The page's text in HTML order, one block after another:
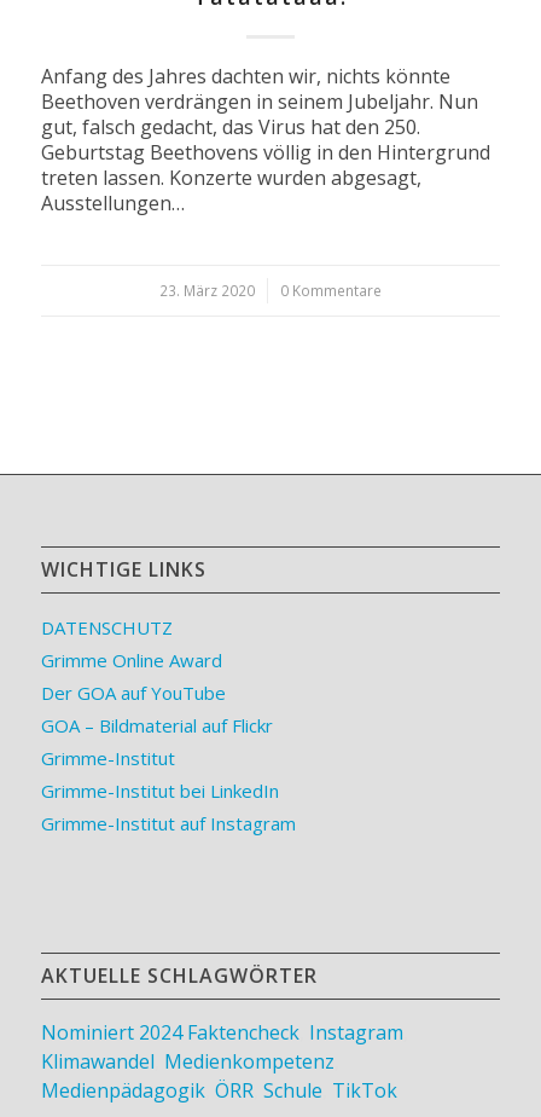
Anfang des Jahres dachten wir, nichts könnte
Beethoven verdrängen in seinem Jubeljahr. Nun
gut, falsch gedacht, das Virus hat den 250.
Geburtstag Beethovens völlig in den Hintergrund
treten lassen. Konzerte wurden abgesagt,
Ausstellungen…
23. März 2020
/ 0 Kommentare
WICHTIGE LINKS
DATENSCHUTZ
Grimme Online Award
Der GOA auf YouTube
GOA – Bildmaterial auf Flickr
Grimme-Institut
Grimme-Institut bei LinkedIn
Grimme-Institut auf Instagram
AKTUELLE SCHLAGWÖRTER
Nominiert 2024 Faktencheck, Instagram
Klimawandel Medienkompetenz
Medienpädagogik, ÖRR, Schule TikTok